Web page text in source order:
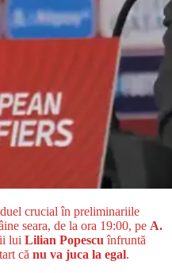
crucial în preliminariile
seara, de la ora 19:00, pe A.
lui Lilian Popescuînfruntă
că nu va juca la egal.